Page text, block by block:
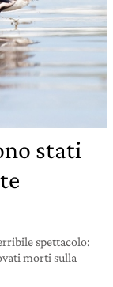
stati
spettacolo:
morti sulla